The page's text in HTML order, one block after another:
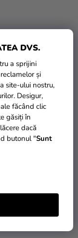
DVS.
a sprijini
și
site-ului nostru,
Desigur,
făcând clic
găsiți în
dacă
butonul "Sunt
decorative roșii 3
ÎN COŞ